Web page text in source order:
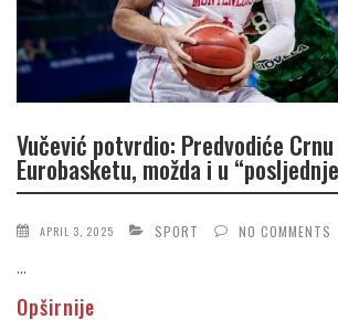
Vučević potvrdio: Predvodiće
Eurobasketu, možda i u
APRIL 3, 2025 SPORT NO COMMENTS
...
Opširnije